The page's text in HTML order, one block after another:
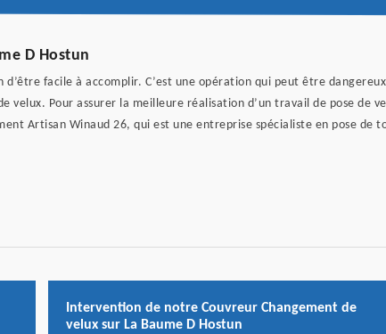
D Hostun
facile à accomplir. C’est une opération qui peut être
velux. Pour assurer la meilleure réalisation d’un travail de pose de
Artisan Winaud 26, qui est une entreprise spécialiste en pose de
Intervention de notre Couvreur Changement de
velux sur La Baume D Hostun